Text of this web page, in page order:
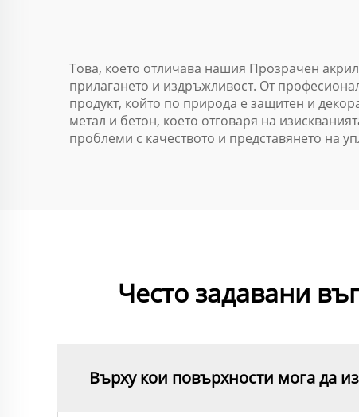
Това, което отличава нашия Прозрачен
прилагането и издръжливост. От
продукт, който по природа е защитен и
метал и бетон, което отговаря на
проблеми с качеството и представянето на
Често задавани
Върху кои повърхности мога да